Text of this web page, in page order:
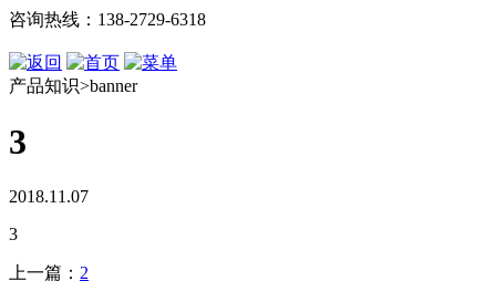
咨询热线：138-2729-6318
产品知识>banner
3
2018.11.07
3
上一篇： 2